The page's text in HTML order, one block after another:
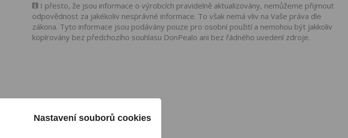
I přesto, že jsou informace o výrobcích pravidelně aktualizovány, nemůžeme přijmout
odpovědnost za jakékoliv nesprávné informace. To však nemá vliv na Vaše práva dle
zákona. Tyto informace jsou podávány pouze pro osobní použití a nemohou být jakkoliv
kopírovány bez předchozího souhlasu DonPealo ani bez řádného uvedení zdroje.
Nastavení souborů cookies